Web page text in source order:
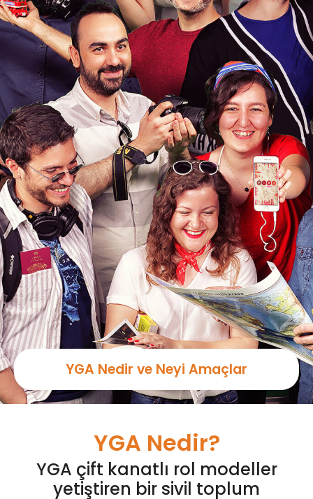
YGA Nedir ve Neyi Amaçlar
YGA Nedir?
YGA çift kanatlı rol modeller
yetiştiren bir sivil toplum